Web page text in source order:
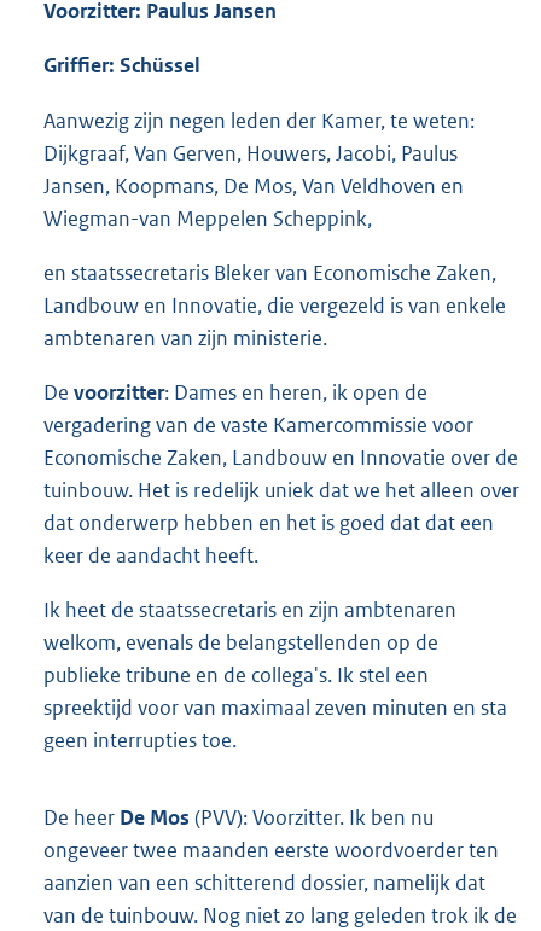
Voorzitter: Paulus Jansen
Griffier: Schüssel
Aanwezig zijn negen leden der Kamer, te weten:
Dijkgraaf, Van Gerven, Houwers, Jacobi, Paulus
Jansen, Koopmans, De Mos, Van Veldhoven en
Wiegman-van Meppelen Scheppink,
en staatssecretaris Bleker van Economische Zaken,
Landbouw en Innovatie, die vergezeld is van enkele
ambtenaren van zijn ministerie.
De voorzitter: Dames en heren, ik open de
vergadering van de vaste Kamercommissie voor
Economische Zaken, Landbouw en Innovatie over de
tuinbouw. Het is redelijk uniek dat we het alleen over
dat onderwerp hebben en het is goed dat dat een
keer de aandacht heeft.
Ik heet de staatssecretaris en zijn ambtenaren
welkom, evenals de belangstellenden op de
publieke tribune en de collega's. Ik stel een
spreektijd voor van maximaal zeven minuten en sta
geen interrupties toe.
De heer De Mos (PVV): Voorzitter. Ik ben nu
ongeveer twee maanden eerste woordvoerder ten
aanzien van een schitterend dossier, namelijk dat
van de tuinbouw. Nog niet zo lang geleden trok ik de